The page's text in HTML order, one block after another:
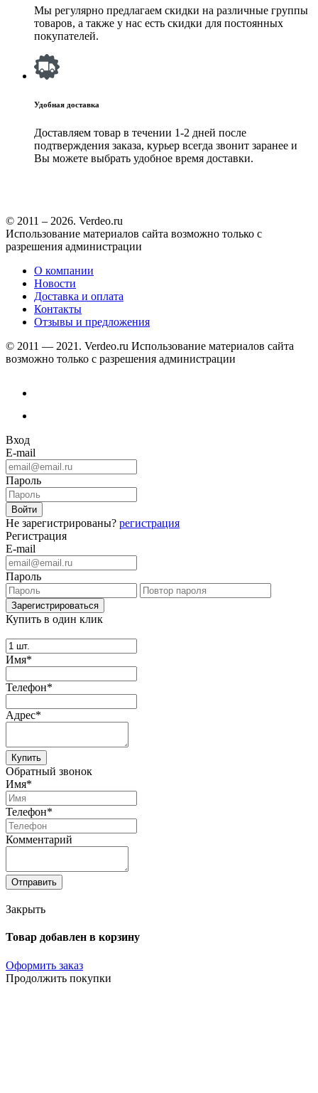
Мы регулярно предлагаем скидки на различные группы
товаров, а также у нас есть скидки для постоянных
покупателей.
Удобная доставка
Доставляем товар в течении 1-2 дней после
подтверждения заказа, курьер всегда звонит заранее и
Вы можете выбрать удобное время доставки.
© 2011 – 2026. Verdeo.ru
Использование материалов сайта возможно только с
разрешения администрации
О компании
Новости
Доставка и оплата
Контакты
Отзывы и предложения
© 2011 — 2021. Verdeo.ru Использование материалов сайта
возможно только с разрешения администрации
Вход
E-mail
Пароль
Не зарегистрированы? регистрация
Регистрация
E-mail
Пароль
Купить в один клик
Имя*
Телефон*
Адрес*
Купить
Обратный звонок
Имя*
Телефон*
Комментарий
Отправить
Закрыть
Товар добавлен в корзину
Оформить заказ
Продолжить покупки